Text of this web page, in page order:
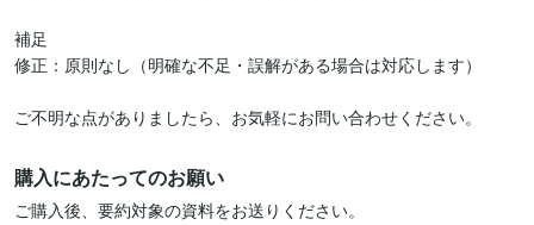
補足
修正：原則なし（明確な不足・誤解がある場合は対応します）
ご不明な点がありましたら、お気軽にお問い合わせください。
購入にあたってのお願い
ご購入後、要約対象の資料をお送りください。